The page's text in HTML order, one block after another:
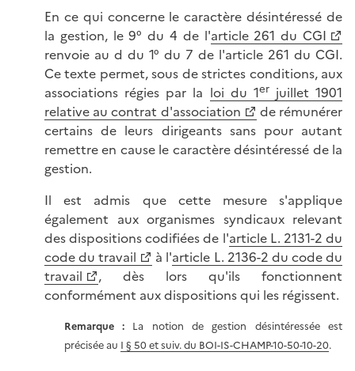
En ce qui concerne le caractère désintéressé de
la gestion, le 9° du 4 de l'article 261 du CGI
renvoie au d du 1° du 7 de l'article 261 du CGI.
Ce texte permet, sous de strictes conditions, aux
associations régies par la loi du 1erjuillet 1901
relative au contrat d'association
de rémunérer
certains de leurs dirigeants sans pour autant
remettre en cause le caractère désintéressé de la
gestion.
Il est admis que cette mesure s'applique
également aux organismes syndicaux relevant
des dispositions codifiées de l'article L. 2131-2 du
code du travail
à l'article L. 2136-2 du code du
travail
, dès lors qu'ils fonctionnent
conformément aux dispositions qui les régissent.
Remarque : La notion de gestion désintéressée est
précisée au I § 50 et suiv. du BOI-IS-CHAMP-10-50-10-20.